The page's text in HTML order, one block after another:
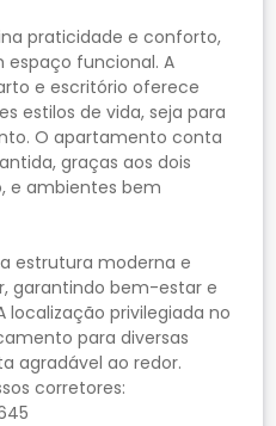
praticidade e conforto,
espaço funcional. A
e escritório oferece
estilos de vida, seja para
O apartamento conta
graças aos dois
e ambientes bem
estrutura moderna e
garantindo bem-estar e
localização privilegiada no
para diversas
agradável ao redor.
corretores: